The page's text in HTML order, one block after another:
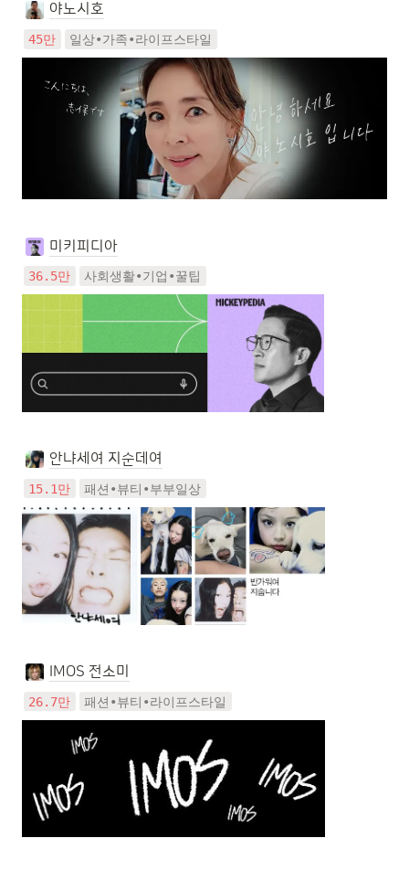
야노시호
45만 일상•가족•라이프스타일
미키피디아
36.5만 사회생활•기업•꿀팁
안냐세여 지순데여
15.1만 패션•뷰티•부부일상
IMOS 전소미
26.7만 패션•뷰티•라이프스타일